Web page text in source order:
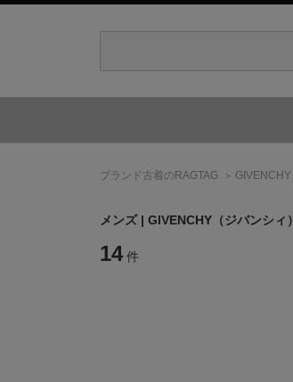
ブランド古着のRAGTAG GIVENCHY
メンズ | GIVENCHY （ジバンシィ）
14 件